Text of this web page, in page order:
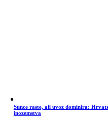
Sunce raste, ali uvoz dominira:
inozemstva